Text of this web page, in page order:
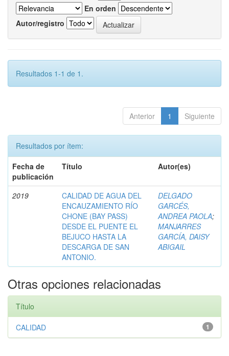
En orden
Autor/registro
Resultados 1-1 de 1.
Anterior 1 Siguiente
Resultados por ítem:
Fecha de
publicación
Título Autor(es)
2019
CALIDAD DE AGUA DEL
ENCAUZAMIENTO RÍO
CHONE (BAY PASS)
DESDE EL PUENTE EL
BEJUCO HASTA LA
DESCARGA DE SAN
ANTONIO.
DELGADO
GARCÉS,
ANDREA PAOLA;
MANJARRES
GARCÍA, DAISY
ABIGAIL
Otras opciones relacionadas
Título
1
CALIDAD